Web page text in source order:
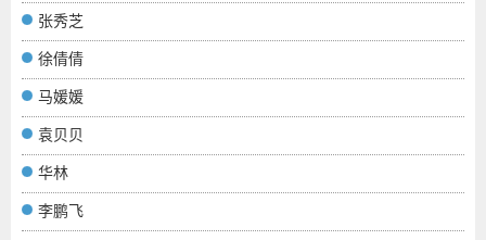
张秀芝
徐倩倩
马媛媛
袁贝贝
华林
李鹏飞